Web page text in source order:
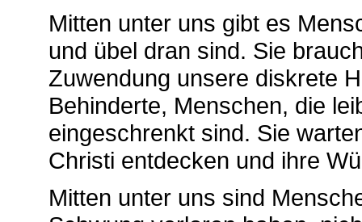
Mitten unter uns gibt es
und übel dran sind. Sie
Zuwendung unsere diskrete
Behinderte, Menschen, die
eingeschrenkt sind. Sie
Christi entdecken und ihre
Mitten unter uns sind